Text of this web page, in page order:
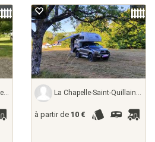
La Chapelle-Saint-Quillain - haute-saône,
à partir de 10 €